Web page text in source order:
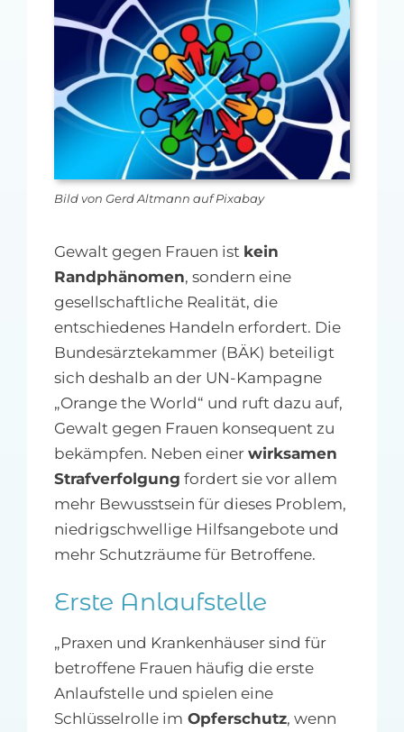
MFA-heute Newsletter-Anmeldung
Über uns
Ihre Werbung auf MFA-heute.de
nach:Bild von Gerd Altmann auf Pixabay
Gewalt gegen Frauen ist kein
Randphänomen, sondern eine
gesellschaftliche Realität, die
entschiedenes Handeln erfordert. Die
Bundesärztekammer (BÄK) beteiligt
sich deshalb an der UN-Kampagne
„Orange the World“ und ruft dazu auf,
Gewalt gegen Frauen konsequent zu
bekämpfen. Neben einer wirksamen
Strafverfolgung fordert sie vor allem
mehr Bewusstsein für dieses Problem,
niedrigschwellige Hilfsangebote und
mehr Schutzräume für Betroffene.
Erste Anlaufstelle
„Praxen und Krankenhäuser sind für
betroffene Frauen häufig die erste
Anlaufstelle und spielen eine
Schlüsselrolle im Opferschutz, wenn